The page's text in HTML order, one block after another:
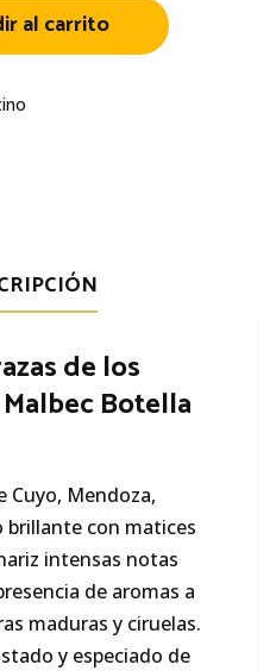
al carrito
de los
Botella
Cuyo, Mendoza,
brillante con matices
intensas notas
de aromas a
maduras y ciruelas.
y especiado de